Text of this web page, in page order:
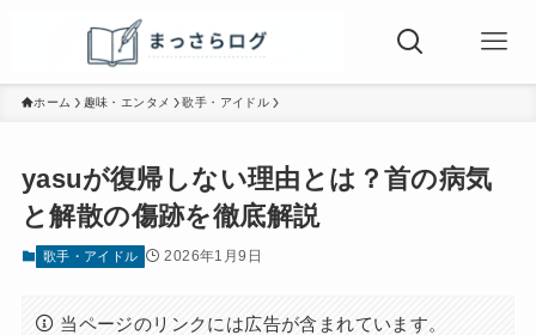
ホーム 趣味・エンタメ 歌手・アイドル
yasuが復帰しない理由とは？首の病気
と解散の傷跡を徹底解説
歌手・アイドル 2026年1月9日
当ページのリンクには広告が含まれています。